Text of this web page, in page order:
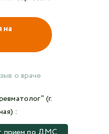
на
о враче
(г.
: